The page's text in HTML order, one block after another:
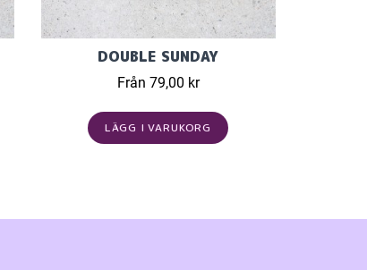
DOUBLE SUNDAY
Från 79,00 kr
LÄGG I VARUKORG